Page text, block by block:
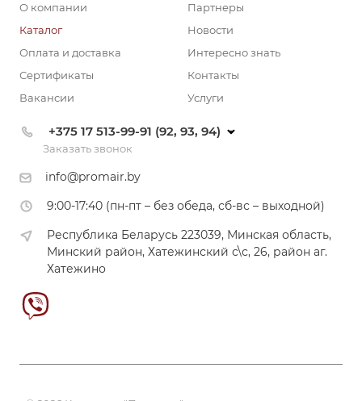
О компании
Каталог
Оплата и доставка
Сертификаты
Вакансии
Партнеры
Новости
Интересно знать
Контакты
Услуги
+375 17 513-99-91 (92, 93, 94)
Заказать звонок
info@promair.by
9:00-17:40 (пн-пт – без обеда, сб-вс – выходной)
Республика Беларусь 223039, Минская область,
Минский район, Хатежинский с\с, 26, район аг.
Хатежино